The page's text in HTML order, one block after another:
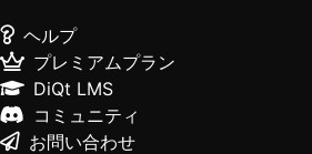
ヘルプ
プレミアムプラン
DiQt LMS
コミュニティ
お問い合わせ